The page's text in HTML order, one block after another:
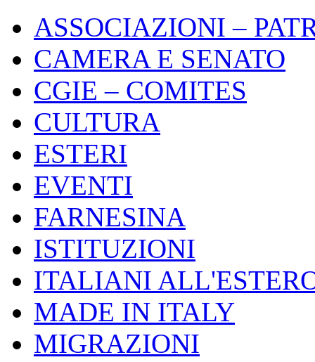
ASSOCIAZIONI –
CAMERA E SENATO
CGIE – COMITES
CULTURA
ESTERI
EVENTI
FARNESINA
ISTITUZIONI
ITALIANI
MADE IN ITALY
MIGRAZIONI